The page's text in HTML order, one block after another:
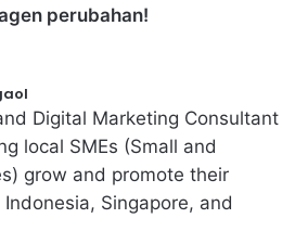
perubahan!
Digital Marketing Consultant
local SMEs (Small and
grow and promote their
Singapore, and